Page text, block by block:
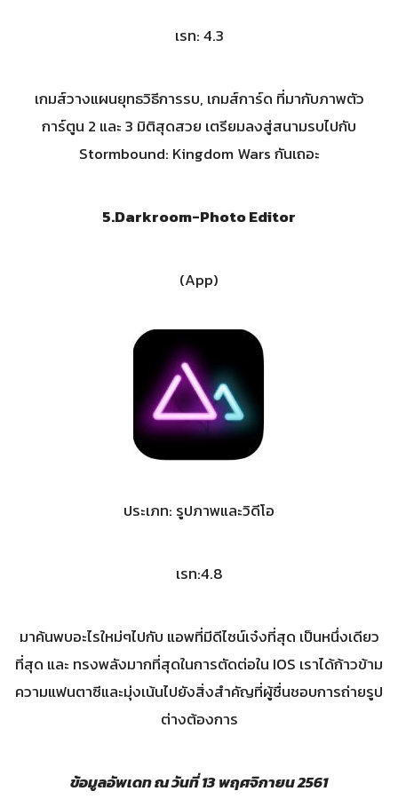
เรท: 4.3
เกมส์วางแผนยุทธวิธีการรบ, เกมส์การ์ด ที่มากับภาพตัว
การ์ตูน 2 และ 3 มิติสุดสวย เตรียมลงสู่สนามรบไปกับ
Stormbound: Kingdom Wars กันเถอะ
5.Darkroom-Photo Editor
(App)
ประเภท: รูปภาพและวิดีโอ
เรท:4.8
มาค้นพบอะไรใหม่ๆไปกับ แอพที่มีดีไซน์เจ๋งที่สุด เป็นหนึ่งเดียว
ที่สุด และ ทรงพลังมากที่สุดในการตัดต่อใน IOS เราได้ก้าวข้าม
ความแฟนตาซีและมุ่งเน้นไปยังสิ่งสำคัญที่ผู้ชื่นชอบการถ่ายรูป
ต่างต้องการ
ข้อมูลอัพเดท ณ วันที่13พฤศจิกายน 2561